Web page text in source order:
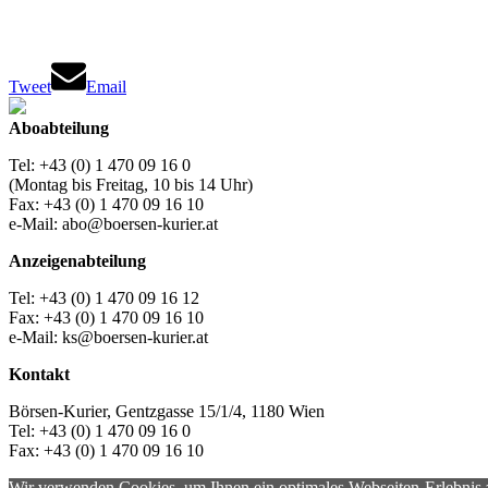
Tweet Email
Aboabteilung
Tel: +43 (0) 1 470 09 16 0
(Montag bis Freitag, 10 bis 14 Uhr)
Fax: +43 (0) 1 470 09 16 10
e-Mail: abo@boersen-kurier.at
Anzeigenabteilung
Tel: +43 (0) 1 470 09 16 12
Fax: +43 (0) 1 470 09 16 10
e-Mail: ks@boersen-kurier.at
Kontakt
Börsen-Kurier, Gentzgasse 15/1/4, 1180 Wien
Tel: +43 (0) 1 470 09 16 0
Fax: +43 (0) 1 470 09 16 10